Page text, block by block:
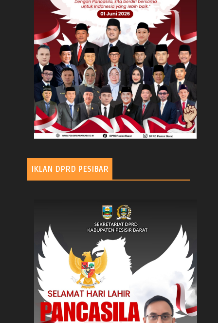
IKLAN DPRD PESIBAR